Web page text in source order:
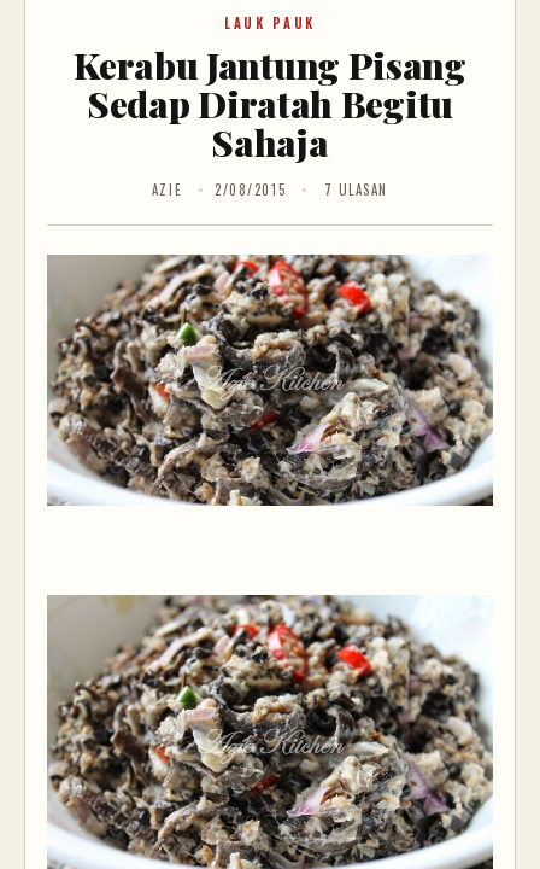
LAUK PAUK
Kerabu Jantung Pisang
Sedap Diratah Begitu
Sahaja
AZIE 2/08/2015 7 ULASAN